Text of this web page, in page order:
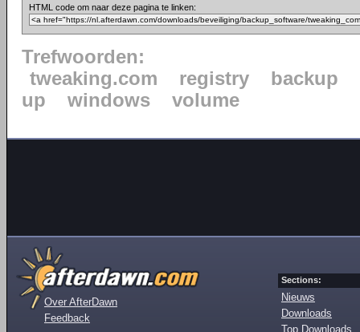
HTML code om naar deze pagina te linken:
Trefwoorden:
tweaking.com
registry
backup
up
windows volume
Over AfterDawn
Feedback
Sections:
Nieuws
Downloads
Top Downloads